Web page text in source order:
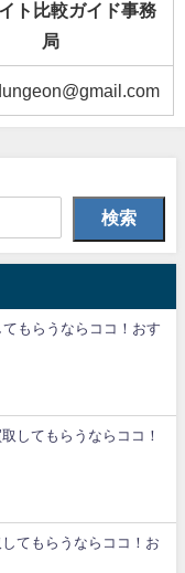
ト比較ガイド事務
局
検索
もらうならココ！おす
してもらうならココ！
てもらうならココ！お